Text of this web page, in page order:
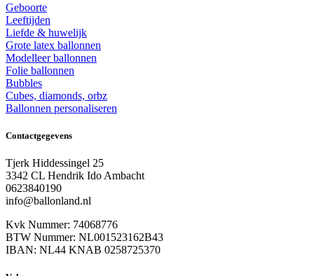
Geboorte
Leeftijden
Liefde & huwelijk
Grote latex ballonnen
Modelleer ballonnen
Folie ballonnen
Bubbles
Cubes, diamonds, orbz
Ballonnen personaliseren
Contactgegevens
Tjerk Hiddessingel 25
3342 CL Hendrik Ido Ambacht
0623840190
info@ballonland.nl
Kvk Nummer: 74068776
BTW Nummer: NL001523162B43
IBAN: NL44 KNAB 0258725370